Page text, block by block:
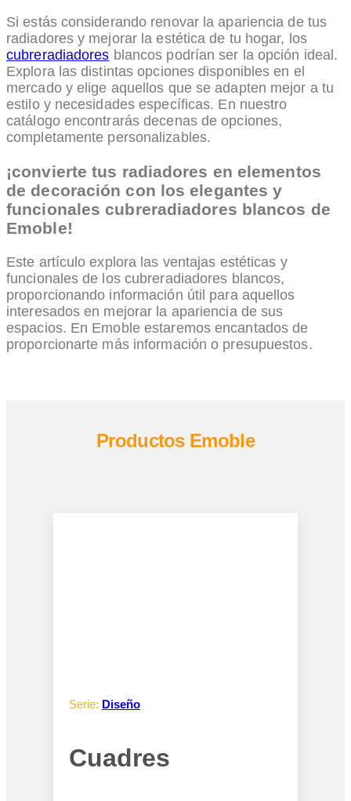
Si estás considerando renovar la apariencia de tus
radiadores y mejorar la estética de tu hogar, los
cubreradiadores blancos podrían ser la opción ideal.
Explora las distintas opciones disponibles en el
mercado y elige aquellos que se adapten mejor a tu
estilo y necesidades específicas. En nuestro
catálogo encontrarás decenas de opciones,
completamente personalizables.
¡convierte tus radiadores en elementos
de decoración con los elegantes y
funcionales cubreradiadores blancos de
Emoble!
Este artículo explora las ventajas estéticas y
funcionales de los cubreradiadores blancos,
proporcionando información útil para aquellos
interesados en mejorar la apariencia de sus
espacios. En Emoble estaremos encantados de
proporcionarte más información o presupuestos.
Productos Emoble
Serie: Diseño
Cuadres